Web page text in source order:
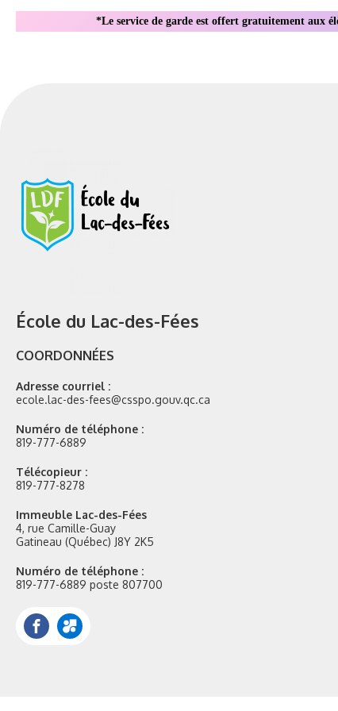
*Le service de garde est offert gratuitement aux
École du Lac-des-Fées
COORDONNÉES
Adresse courriel :
ecole.lac-des-fees@csspo.gouv.qc.ca
Numéro de téléphone :
819-777-6889
Télécopieur :
819-777-8278
Immeuble Lac-des-Fées
4, rue Camille-Guay
Gatineau (Québec) J8Y 2K5
Numéro de téléphone :
819-777-6889 poste 807700
Facebook
Portail
Mozaik